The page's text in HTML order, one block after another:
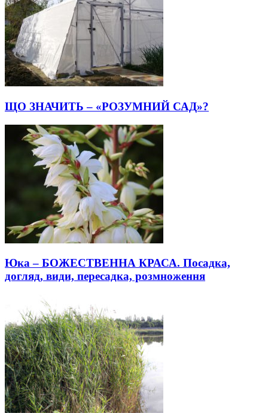
ЩО ЗНАЧИТЬ – «РОЗУМНИЙ САД»?
Юка – БОЖЕСТВЕННА КРАСА. Посадка,
догляд, види, пересадка, розмноження